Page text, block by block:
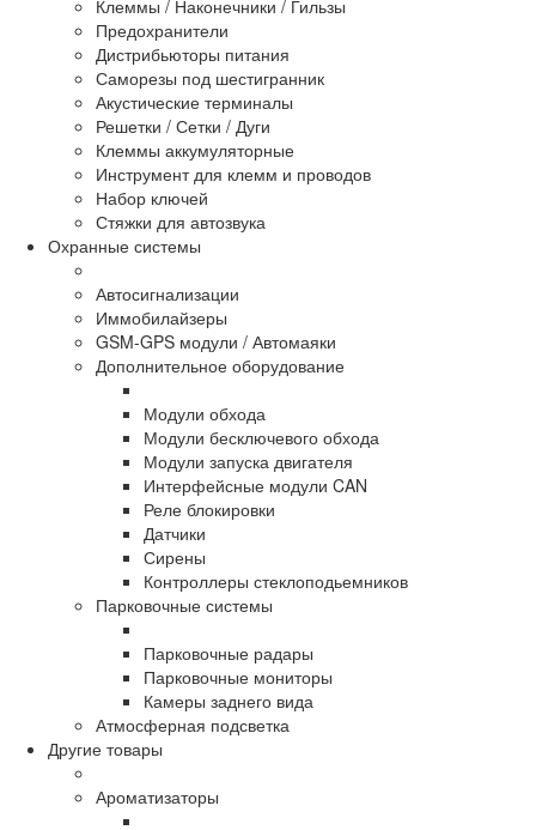
Клеммы / Наконечники / Гильзы
Предохранители
Дистрибьюторы питания
Саморезы под шестигранник
Акустические терминалы
Решетки / Сетки / Дуги
Клеммы аккумуляторные
Инструмент для клемм и проводов
Набор ключей
Стяжки для автозвука
Охранные системы
Автосигнализации
Иммобилайзеры
GSM-GPS модули / Автомаяки
Дополнительное оборудование
Модули обхода
Модули бесключевого обхода
Модули запуска двигателя
Интерфейсные модули CAN
Реле блокировки
Датчики
Сирены
Контроллеры стеклоподьемников
Парковочные системы
Парковочные радары
Парковочные мониторы
Камеры заднего вида
Атмосферная подсветка
Другие товары
Ароматизаторы